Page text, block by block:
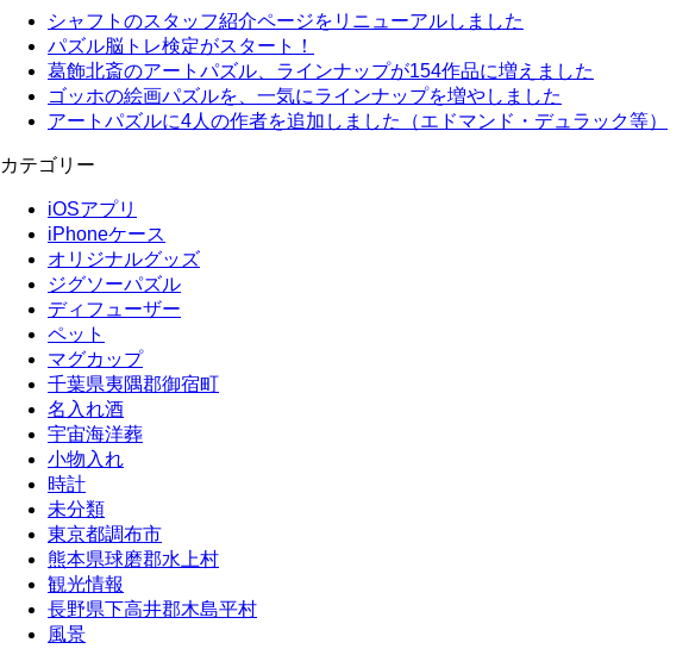
シャフトのスタッフ紹介ページをリニューアルしました
パズル脳トレ検定がスタート！
葛飾北斎のアートパズル、ラインナップが154作品に増えました
ゴッホの絵画パズルを、一気にラインナップを増やしました
アートパズルに4人の作者を追加しました（エドマンド・デュラック等）
カテゴリー
iOSアプリ
iPhoneケース
オリジナルグッズ
ジグソーパズル
ディフューザー
ペット
マグカップ
千葉県夷隅郡御宿町
名入れ酒
宇宙海洋葬
小物入れ
時計
未分類
東京都調布市
熊本県球磨郡水上村
観光情報
長野県下高井郡木島平村
風景